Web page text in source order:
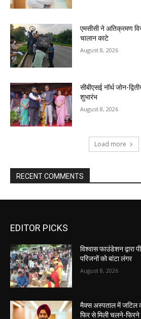
एमसीसी ने अतिक्रमण
चालान काटे
August 8, 2026
सीबीएसई नॉर्थ जोन-
शुभारंभ
August 8, 2026
Load more
RECENT COMMENTS
EDITOR PICKS
विश्वास फाउंडेशन द्वारा
परिजनों को बांटा लंगर
August 8, 2026
मैक्स अस्पताल में जटिल
फिर से मिली चलने-फिरने